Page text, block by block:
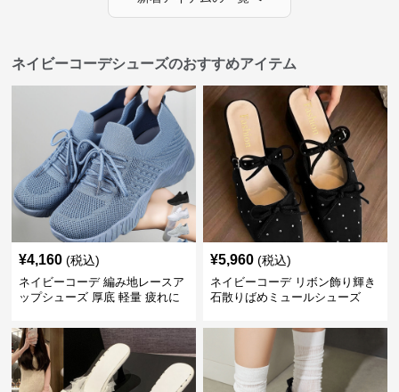
ネイビーコーデシューズのおすすめアイテム
¥4,160 (税込)
ネイビーコーデ 編み地レースア
ップシューズ 厚底 軽量 疲れに
¥5,960 (税込)
ネイビーコーデ リボン飾り輝き
石散りばめミュールシューズ